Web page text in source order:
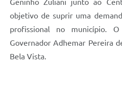
objetivo de suprir uma
profissional no município.
Governador Adhemar Pereira
Bela Vista.